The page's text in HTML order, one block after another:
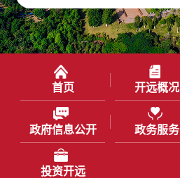
首页 开远概况
政府信息公开 政务服务
投资开远